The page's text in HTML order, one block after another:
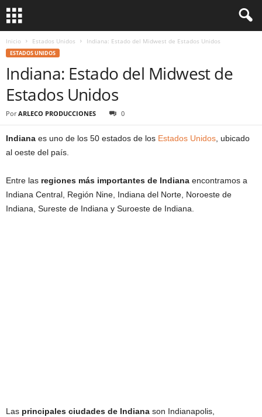
Inicio Estados Unidos Indiana: Estado del Midwest de Estados Unidos
ESTADOS UNIDOS
Indiana: Estado del Midwest de
Estados Unidos
Por ARLECO PRODUCCIONES 0
Indiana es uno de los 50 estados de los Estados Unidos , ubicado
al oeste del país.
Entre las regiones más importantes de Indiana encontramos a
Indiana Central, Región Nine, Indiana del Norte, Noroeste de
Indiana, Sureste de Indiana y Suroeste de Indiana.
Las principales ciudades de Indiana son Indianapolis,